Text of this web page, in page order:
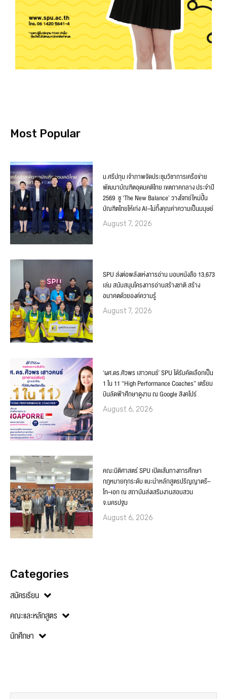
Most Popular
ม.ศรีปทุม เจ้าภาพจัดประชุมวิชาการเครือข่าย
พัฒนาบัณฑิตอุดมคติไทย เขตภาคกลาง ประจำปี
2569 ชู ‘The New Balance’ วางโจทย์ใหม่ปั้น
บัณฑิตไทยให้เก่ง AI–ไม่ทิ้งคุณค่าความเป็นมนุษย์
August 7, 2026
SPU ส่งต่อพลังแห่งการอ่าน มอบหนังสือ 13,673
เล่ม สนับสนุนโครงการอ่านสร้างชาติ สร้าง
อนาคตด้วยองค์ความรู้
August 7, 2026
‘ผศ.ดร.ศิวพร เสาวคนธ์’ SPU ได้รับคัดเลือกเป็น
1 ใน 11 “High Performance Coaches” เตรียม
บินลัดฟ้าศึกษาดูงาน ณ Google สิงคโปร์
August 6, 2026
คณะนิติศาสตร์ SPU เปิดเส้นทางการศึกษา
กฎหมายทุกระดับ แนะนำหลักสูตรปริญญาตรี–
โท–เอก ณ สถาบันส่งเสริมงานสอบสวน
จ.นครปฐม
August 6, 2026
Categories
สมัครเรียน
คณะและหลักสูตร
นักศึกษา